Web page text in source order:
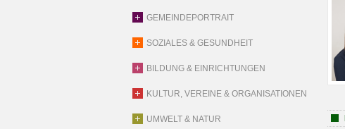
GEMEINDEPORTRAIT
SOZIALES & GESUNDHEIT
BILDUNG & EINRICHTUNGEN
KULTUR, VEREINE & ORGANISATIONEN
UMWELT & NATUR